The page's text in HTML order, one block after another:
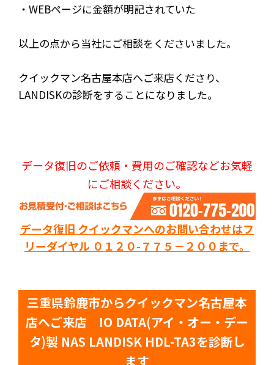
・WEBページに金額が明記されていた
以上の点から当社にご相談をくださいました。
クイックマン名古屋本店へご来店くださり、
LANDISKの診断をすることになりました。
データ復旧のご依頼・費用のご確認などお気軽
にご相談ください。
データ復旧 クイックマンへのお問い合わせはフ
リーダイヤル ０１２０-７７５－２００まで。
三重県鈴鹿市からクイックマン名古屋本
店へご来店 IO DATA(アイ・オー・デー
タ)製 NAS LANDISK HDL-TA3を診断し
ます